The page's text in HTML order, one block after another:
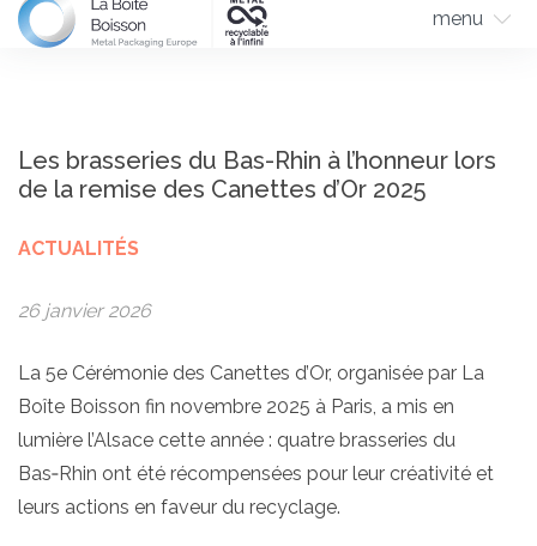
menu
Les brasseries du Bas-Rhin à l’honneur lors
de la remise des Canettes d’Or 2025
ACTUALITÉS
26 janvier 2026
La 5e Cérémonie des Canettes d’Or, organisée par La
Boîte Boisson fin novembre 2025 à Paris, a mis en
lumière l’Alsace cette année : quatre brasseries du
Bas‑Rhin ont été récompensées pour leur créativité et
leurs actions en faveur du recyclage.